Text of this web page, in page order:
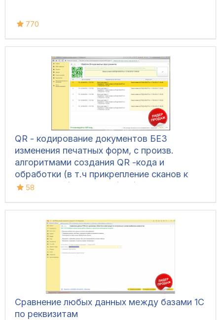
770
QR - кодирование документов БЕЗ
изменения печатных форм, с произв.
алгоритмами создания QR -кода и
обработки (в т.ч прикрепление сканов к
документам) для УТ 11 (все), ERP 2, КА 2,
58
Сравнение любых данных между базами 1С
по реквизитам